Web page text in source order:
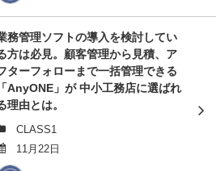
務管理ソフトの導入を検討してい
方は必見。顧客管理から見積、ア
ターフォローまで一括管理できる
「AnyONE」が 中小工務店に選ばれ
理由とは。
CLASS1
11月22日